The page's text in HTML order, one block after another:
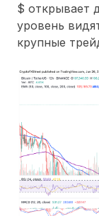
$ открывает
уровень
крупные